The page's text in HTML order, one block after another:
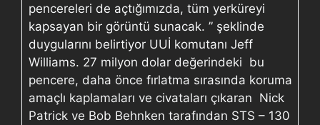
pencereleri de açtığımızda, tüm yerküreyi
kapsayan bir görüntü sunacak. ” şeklinde
duygularını belirtiyor UUİ komutanı Jeff
Williams. 27 milyon dolar değerindeki bu
pencere, daha önce fırlatma sırasında koruma
amaçlı kaplamaları ve civataları çıkaran Nick
Patrick ve Bob Behnken tarafından STS – 130